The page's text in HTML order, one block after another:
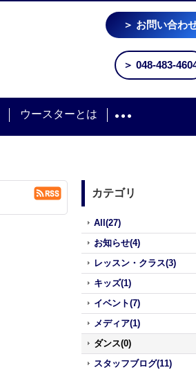
＞ お問い合わ
＞ 048-483-
ウースターとは
カテゴリ
All(27)
お知らせ(4)
レッスン・クラス(3)
キッズ(1)
イベント(7)
メディア(1)
ダンス(0)
スタッフブログ(11)